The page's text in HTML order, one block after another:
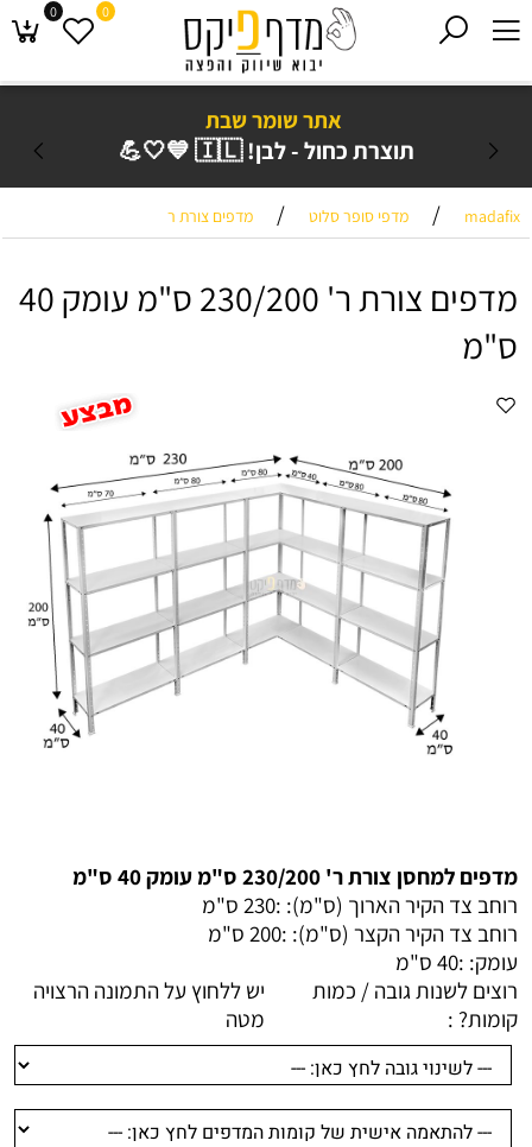
אתר שומר שבת
תוצרת כחול - לבן! 🇮🇱 💙🤍💪
0 0
madafix
/ מדפי סופר סלוט / מדפים צורת ר
מדפים צורת ר' 230/200 ס"מ עומק 40
ס"מ
מדפים למחסן צורת ר' 230/200 ס"מ עומק 40 ס"מ
רוחב צד הקיר הארוך (ס"מ): :230 ס"מ
רוחב צד הקיר הקצר (ס"מ): :200 ס"מ
עומק: :40 ס"מ
רוצים לשנות גובה / כמות
קומות? :
יש ללחוץ על התמונה הרצויה
מטה